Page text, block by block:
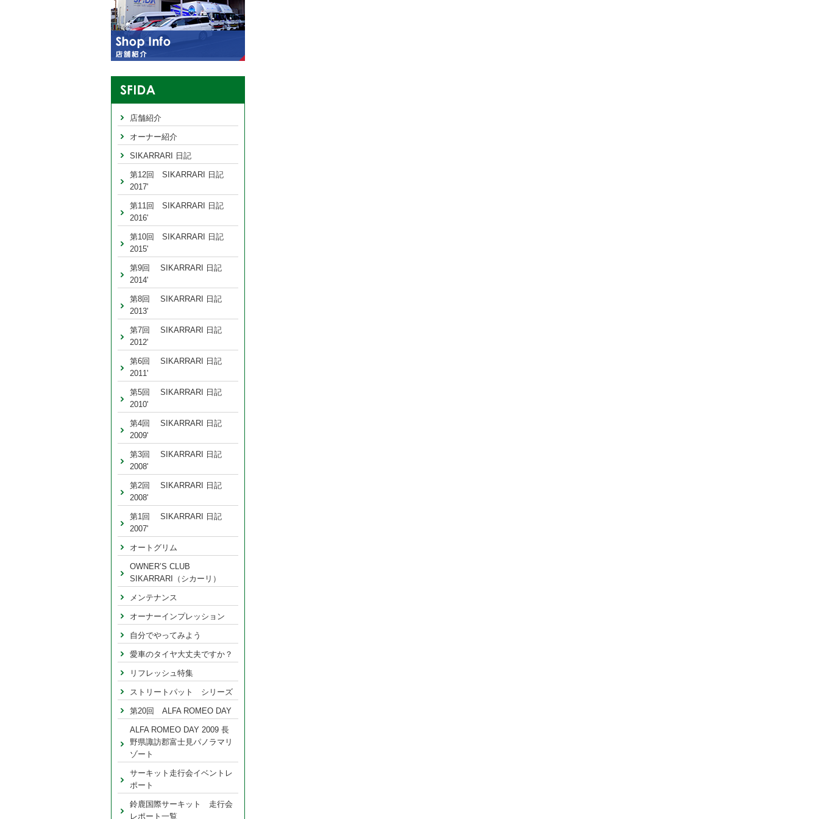
店舗紹介
オーナー紹介
SIKARRARI 日記
第12回 SIKARRARI 日記
2017'
第11回 SIKARRARI 日記
2016'
第10回 SIKARRARI 日記
2015'
第9回 SIKARRARI 日記
2014'
第8回 SIKARRARI 日記
2013'
第7回 SIKARRARI 日記
2012'
第6回 SIKARRARI 日記
2011'
第5回 SIKARRARI 日記
2010'
第4回 SIKARRARI 日記
2009'
第3回 SIKARRARI 日記
2008'
第2回 SIKARRARI 日記
2008'
第1回 SIKARRARI 日記
2007'
オートグリム
OWNER’S CLUB
SIKARRARI（シカーリ）
メンテナンス
オーナーインプレッション
自分でやってみよう
愛車のタイヤ大丈夫ですか？
リフレッシュ特集
ストリートパット シリーズ
第20回 ALFA ROMEO DAY
ALFA ROMEO DAY 2009 長
野県諏訪郡富士見パノラマリ
ゾート
サーキット走行会イベントレ
ポート
鈴鹿国際サーキット 走行会
レポート一覧